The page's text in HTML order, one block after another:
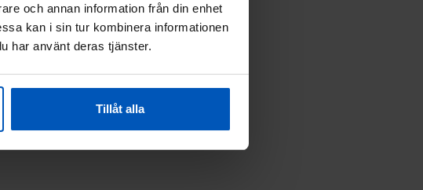
och annan information från din enhet
kan i sin tur kombinera informationen
har använt deras tjänster.
Tillåt alla